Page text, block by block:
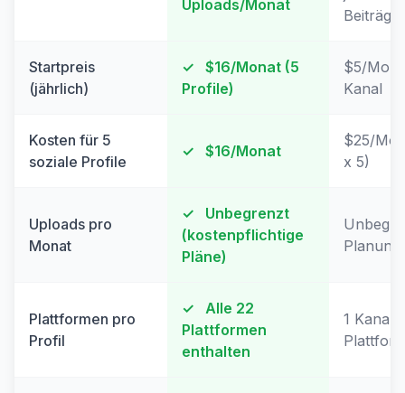
Uploads/Monat
Beiträge
Startpreis
(jährlich)
✓
$16/Monat (5
Profile)
$5/
Kanal
Kosten für 5
soziale Profile
✓ $16/Monat
$25/
x 5)
Uploads pro
Monat
✓
Unbegrenzt
(kostenpflichtige
Pläne)
Planung
Plattformen pro
Profil
✓
Alle 22
Plattformen
enthalten
1 Kanal